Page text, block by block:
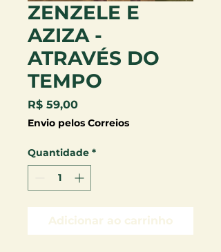
ZENZELE E
AZIZA -
ATRAVÉS DO
TEMPO
R$ 59,00Preço
Envio pelos Correios
Quantidade *
Adicionar ao carrinho